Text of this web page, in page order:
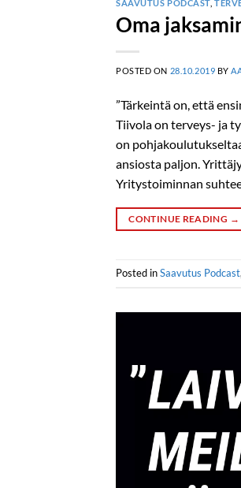
SAAVUTUS PODCAST,
Oma
POSTED ON 28.10.2019 BY
”Tärkeintä on, että
Tiivola on terveys- ja
on
ansiosta paljon.
Yritystoiminnan
CONTINUE READING →
Posted inSaavutus Podcast,